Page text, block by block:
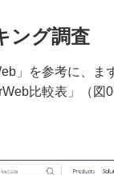
ング調査
」を参考に、
比較表」（